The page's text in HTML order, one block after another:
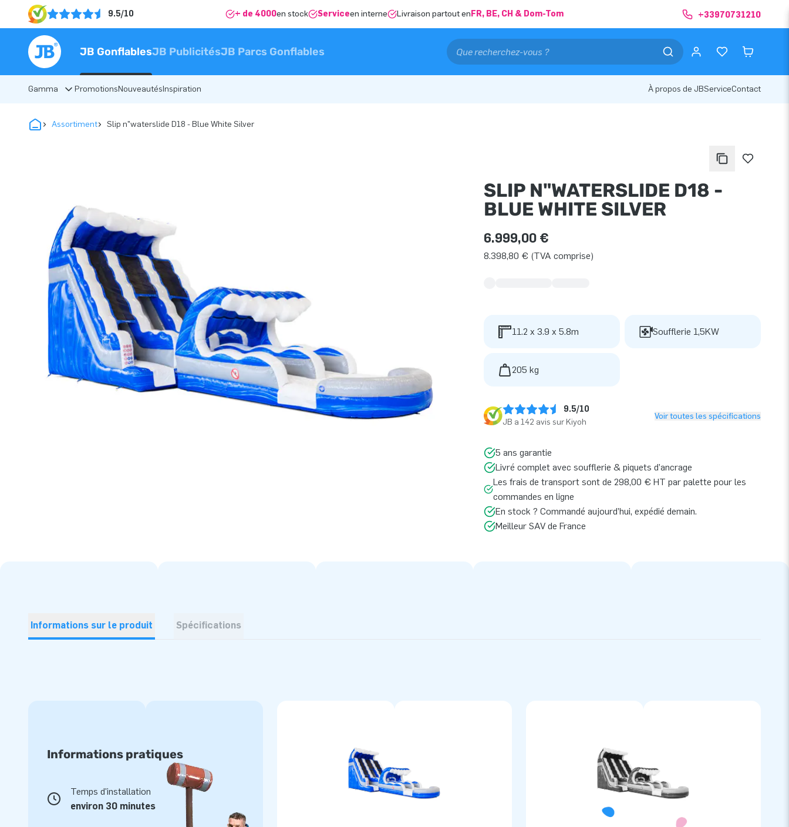
9.5/10 + de 4000en stock Serviceen interne Livraison partout en FR, BE, CH & Dom-Tom +33970731210
JB GonflablesJB PublicitésJB Parcs Gonflables
Gamma PromotionsNouveautésInspiration À propos de JBServiceContact
Assortiment Slip n"waterslide D18 - Blue White Silver
SLIP N"WATERSLIDE D18 -
BLUE WHITE SILVER
6.999,00 €
8.398,80 € (TVA comprise)
11.2 x 3.9 x 5.8m Soufflerie 1,5KW
205 kg
9.5/10
JB a 142 avis sur Kiyoh
Voir toutes les spécifications
5 ans garantie
Livré complet avec soufflerie & piquets d’ancrage
Les frais de transport sont de 298,00 € HT par palette pour les
commandes en ligne
En stock ? Commandé aujourd’hui, expédié demain.
Meilleur SAV de France
Informations sur le produit Spécifications
Informations pratiques
Temps d'installation
environ 30 minutes